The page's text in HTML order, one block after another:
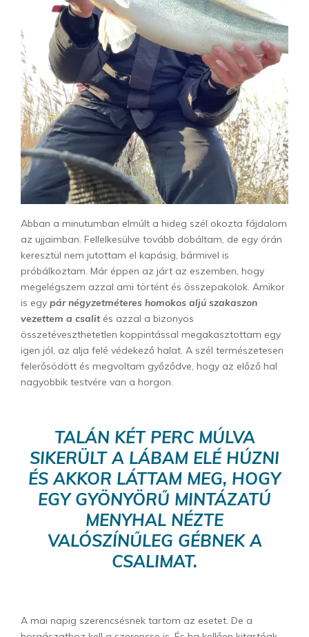
Abban a minutumban elmúlt a hideg szél okozta fájdalom
az ujjaimban. Fellelkesülve tovább dobáltam, de egy órán
keresztül nem jutottam el kapásig, bármivel is
próbálkoztam. Már éppen az járt az eszemben, hogy
megelégszem azzal ami történt és összepakolok. Amikor
is egy pár négyzetméteres homokos aljú szakaszon
vezettem a csalités azzal a bizonyos
összetéveszthetetlen koppintással megakasztottam egy
igen jól, az alja felé védekező halat. A szél természetesen
felerősödött és megvoltam győződve, hogy az előző hal
nagyobbik testvére van a horgon.
TALÁN KÉT PERC MÚLVA
SIKERÜLT A LÁBAM ELÉ HÚZNI
ÉS AKKOR LÁTTAM MEG, HOGY
EGY GYÖNYÖRŰ MINTÁZATÚ
MENYHAL NÉZTE
VALÓSZÍNŰLEG GÉBNEK A
CSALIMAT.
A mai napig szerencsésnek tartom az esetet. De a